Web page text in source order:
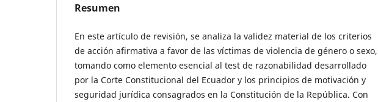
Resumen
En este artículo de revisión, se analiza la validez material de los criterios
de acción afirmativa a favor de las víctimas de violencia de género o sexo,
tomando como elemento esencial al test de razonabilidad desarrollado
por la Corte Constitucional del Ecuador y los principios de motivación y
seguridad jurídica consagrados en la Constitución de la República. Con